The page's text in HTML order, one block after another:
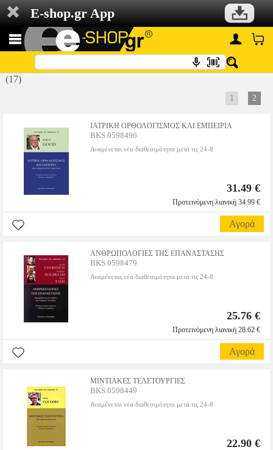
E-shop.gr App
(17)
1 2
ΙΑΤΡΙΚΗ ΟΡΘΟΛΟΓΙΣΜΟΣ ΚΑΙ ΕΜΠΕΙΡΙΑ
BKS.0598496
Αναμένεται νέα διαθεσιμότητα μετά τις 24-8
31.49 €
Προτεινόμενη λιανική 34.99 €
Αγορά
ΑΝΘΡΩΠΟΛΟΓΙΕΣ ΤΗΣ ΕΠΑΝΑΣΤΑΣΗΣ
BKS.0598479
Αναμένεται νέα διαθεσιμότητα μετά τις 24-8
25.76 €
Προτεινόμενη λιανική 28.62 €
Αγορά
ΜΙΝΤΙΑΚΕΣ ΤΕΛΕΤΟΥΡΓΙΕΣ
BKS.0598449
Αναμένεται νέα διαθεσιμότητα μετά τις 24-8
22.90 €